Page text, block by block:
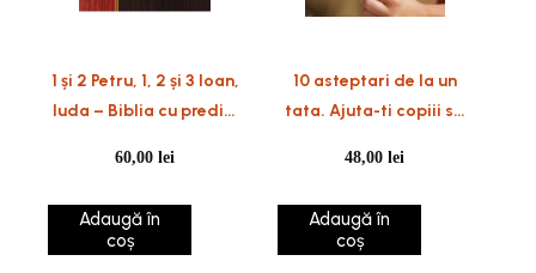
1 și 2 Petru, 1, 2 și 3 Ioan,
Iuda – Biblia cu predici
predicatori
60,00lei
Adaugă în
coș
10 asteptari de la un
tata. Ajuta-ti copiii sa
plina de provocari
48,00lei
Adaugă în
coș